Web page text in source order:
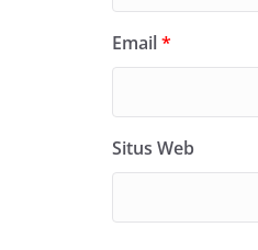
Email*
Situs Web